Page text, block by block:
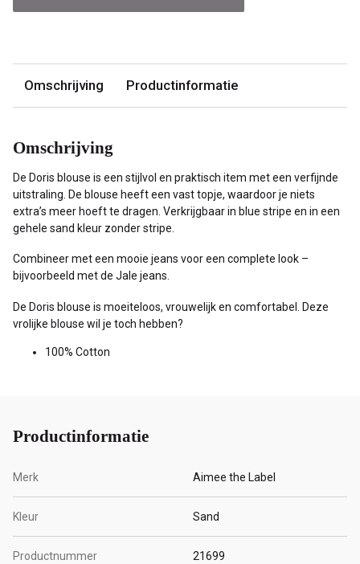
Omschrijving Productinformatie
Omschrijving
De Doris blouse is een stijlvol en praktisch item met een verfijnde
uitstraling. De blouse heeft een vast topje, waardoor je niets
extra’s meer hoeft te dragen. Verkrijgbaar in blue stripe en in een
gehele sand kleur zonder stripe.
Combineer met een mooie jeans voor een complete look –
bijvoorbeeld met de Jale jeans.
De Doris blouse is moeiteloos, vrouwelijk en comfortabel. Deze
vrolijke blouse wil je toch hebben?
100% Cotton
Productinformatie
Merk Aimee the Label
Kleur Sand
Productnummer 21699